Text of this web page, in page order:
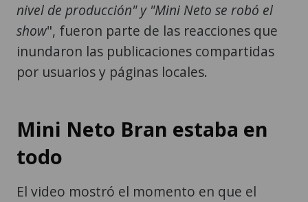
nivel de producción" y "Mini Neto se robó el
show", fueron parte de las reacciones que
inundaron las publicaciones compartidas
por usuarios y páginas locales.
Mini Neto Bran estaba en
todo
El video mostró el momento en que el